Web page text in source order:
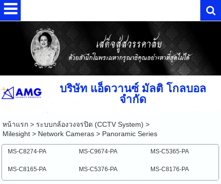
บริษัท แอ็ดวานซ์ มัลติ โกลบอล
จำกัด
หน้าแรก> ระบบกล้องวงจรปิด (CCTV System) >
Milesight> Network Cameras> Panoramic Series
MS-C8274-PA MS-C9674-PA MS-C5365-PA
MS-C8165-PA MS-C5376-PA MS-C8176-PA